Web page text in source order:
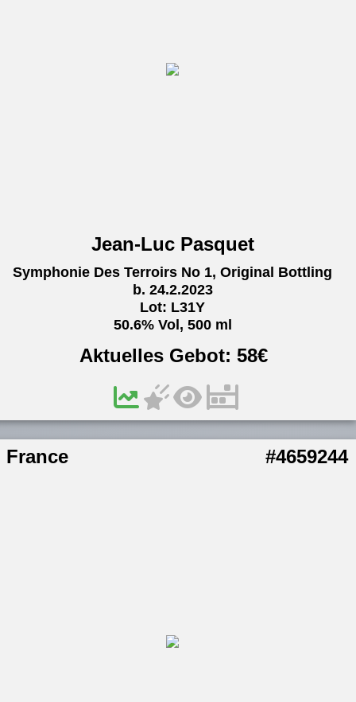
Jean-Luc Pasquet
Symphonie Des Terroirs No 1, Original Bottling
b. 24.2.2023
Lot: L31Y
50.6% Vol, 500 ml
Aktuelles Gebot:58€
France #4659244